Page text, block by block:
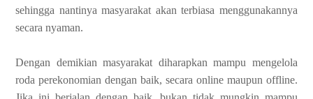
sehingga nantinya masyarakat akan terbiasa menggunakannya
secara nyaman.
Dengan demikian masyarakat diharapkan mampu mengelola
roda perekonomian dengan baik, secara online maupun offline.